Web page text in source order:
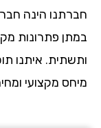
הינה חברה
פתרונות מקיפים
איתנו תוכלו
מקצועי ומחיר